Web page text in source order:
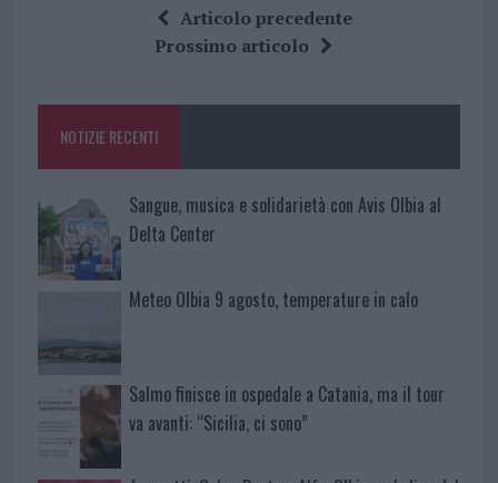
o
k
te
re
at
s
p
a
re
Articolo precedente
Prossimo articolo
NOTIZIE RECENTI
Sangue, musica e solidarietà con Avis Olbia al
Delta Center
Meteo Olbia 9 agosto, temperature in calo
Salmo finisce in ospedale a Catania, ma il tour
va avanti: “Sicilia, ci sono”